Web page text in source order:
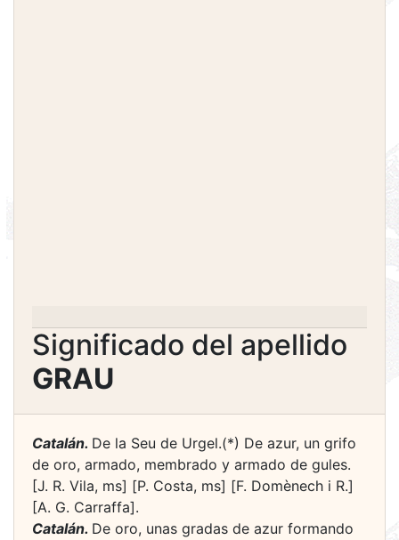
Significado del apellido
GRAU
Catalán. De la Seu de Urgel.(*) De azur, un grifo
de oro, armado, membrado y armado de gules.
[J. R. Vila, ms] [P. Costa, ms] [F. Domènech i R.]
[A. G. Carraffa].
Catalán. De oro, unas gradas de azur formando